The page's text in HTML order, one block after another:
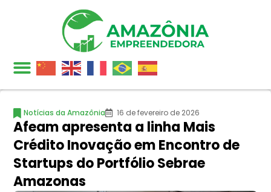
Notícias da Amazônia 16 de fevereiro de 2026
Afeam apresenta a linha Mais
Crédito Inovação em Encontro de
Startups do Portfólio Sebrae
Amazonas